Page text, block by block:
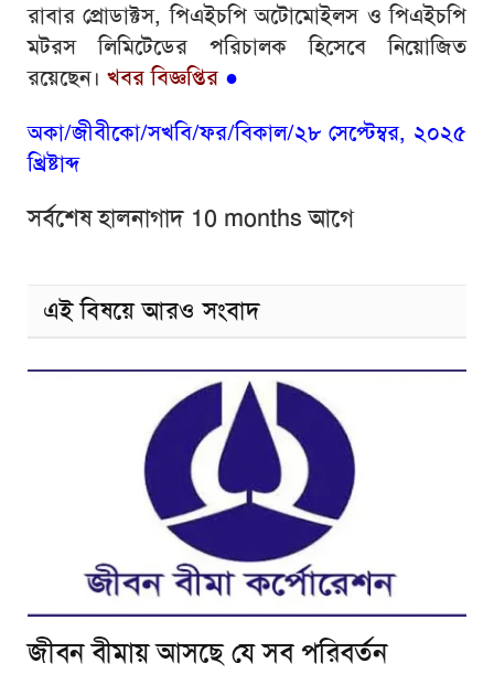
রাবার প্রোডাক্টস, পিএইচপি অটোমোইলস ও পিএইচপি
মটরস লিমিটেডের পরিচালক হিসেবে নিয়োজিত
রয়েছেন। খবর বিজ্ঞপ্তির ●
অকা/জীবীকো/সখবি/ফর/বিকাল/২৮ সেপ্টেম্বর, ২০২৫
খ্রিষ্টাব্দ
সর্বশেষ হালনাগাদ 10 months আগে
এই বিষয়ে আরও সংবাদ
জীবন বীমায় আসছে যে সব পরিবর্তন